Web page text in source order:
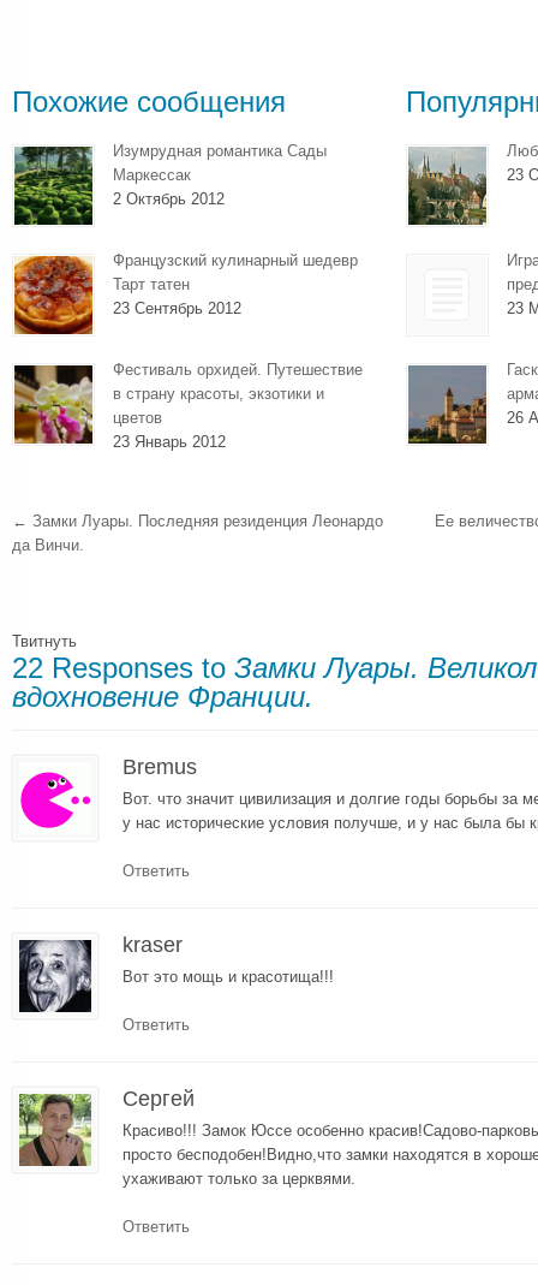
Похожие сообщения
Изумрудная романтика Сады
Маркессак
2 Октябрь 2012
Французский кулинарный шедевр
Тарт татен
23 Сентябрь 2012
Фестиваль орхидей. Путешествие
в страну красоты, экзотики и
цветов
23 Январь 2012
23
23
26
← Замки Луары. Последняя резиденция Леонардо
да Винчи.
Ее
Твитнуть
22 Responses to Замки Луары.
вдохновение Франции.
Bremus
Вот. что значит цивилизация и долгие годы борьбы за
у нас исторические условия получше, и у нас была бы
Ответить
kraser
Вот это мощь и красотища!!!
Ответить
Сергей
Красиво!!! Замок Юссе особенно красив!Садово-
просто бесподобен!Видно,что замки находятся в
ухаживают только за церквями.
Ответить